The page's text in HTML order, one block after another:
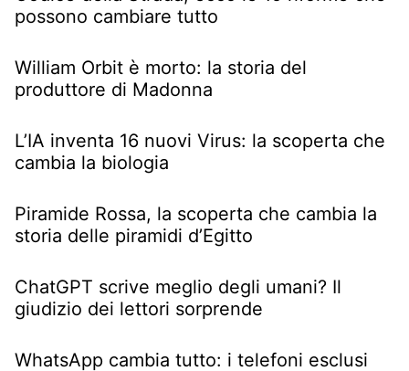
possono cambiare tutto
William Orbit è morto: la storia del
produttore di Madonna
L’IA inventa 16 nuovi Virus: la scoperta che
cambia la biologia
Piramide Rossa, la scoperta che cambia la
storia delle piramidi d’Egitto
ChatGPT scrive meglio degli umani? Il
giudizio dei lettori sorprende
WhatsApp cambia tutto: i telefoni esclusi